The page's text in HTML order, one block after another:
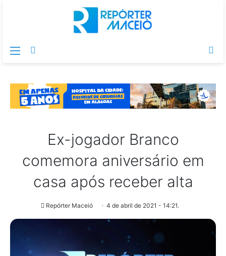
Menu
Ex-jogador Branco
comemora aniversário em
casa após receber alta
Repórter Maceió 4 de abril de 2021 - 14:21.